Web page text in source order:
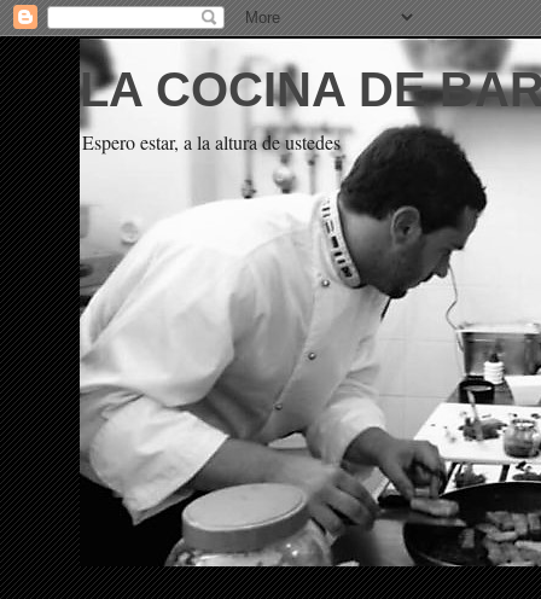
LA COCINA DE
Espero estar, a la altura de ustedes